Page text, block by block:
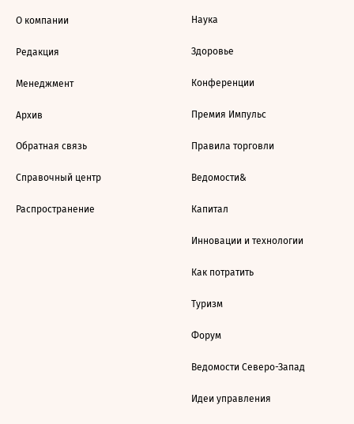
О компании
Редакция
Менеджмент
Архив
Обратная связь
Справочный центр
Распространение
Наука
Здоровье
Конференции
Премия Импульс
Правила торговли
Ведомости&
Капитал
Инновации и технологии
Как потратить
Туризм
Форум
Ведомости Северо-Запад
Идеи управления